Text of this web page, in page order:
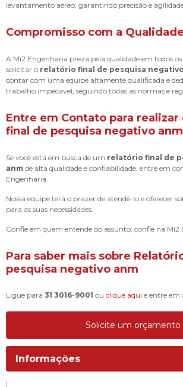
levantamento aéreo, garantindo precisão e
Compromisso com a Qualidade
A Mi2 Engenharia preza pela qualidade em todos os
solicitar o relatório final de pesquisa
contar com uma equipe altamente qualificada e
trabalho impecável, seguindo todas as normas e
Entre em Contato para realizar
final de pesquisa negativo anm
Se você está em busca de um relatório final de
anm de alta qualidade e confiabilidade, entre em
Engenharia.
Nossa equipe terá o prazer de atendê-lo e oferecer
para as suas necessidades.
Confie em quem entende do assunto, confie na Mi2
Para saber mais sobre
pesquisa negativo anm
Ligue para 31 3016-9001 ou clique aqui e entre em
Solicite um orçamento
Informações